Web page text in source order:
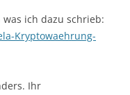
ich dazu schrieb:
Kryptowaehrung-
Ihr